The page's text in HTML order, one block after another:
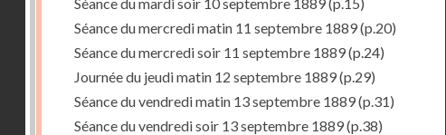
Séance du mercredi matin 11 septembre 1889(p.20)
Séance du mercredi soir 11 septembre 1889(p.24)
Journée du jeudi matin 12 septembre 1889(p.29)
Séance du vendredi matin 13 septembre 1889(p.31)
Séance du vendredi soir 13 septembre 1889(p.38)